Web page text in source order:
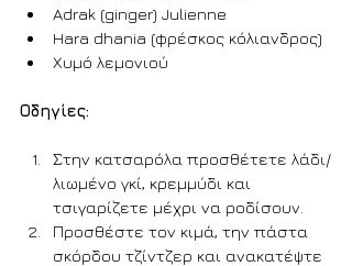
Adrak (ginger) Julienne
Hara dhania (φρέσκος κόλιανδρος)
Χυμό λεμονιού
Οδηγίες:
Στην κατσαρόλα προσθέτετε λάδι/
λιωμένο γκί, κρεμμύδι και
τσιγαρίζετε μέχρι να ροδίσουν.
Προσθέστε τον κιμά, την πάστα
σκόρδου τζίντζερ και ανακατέψτε